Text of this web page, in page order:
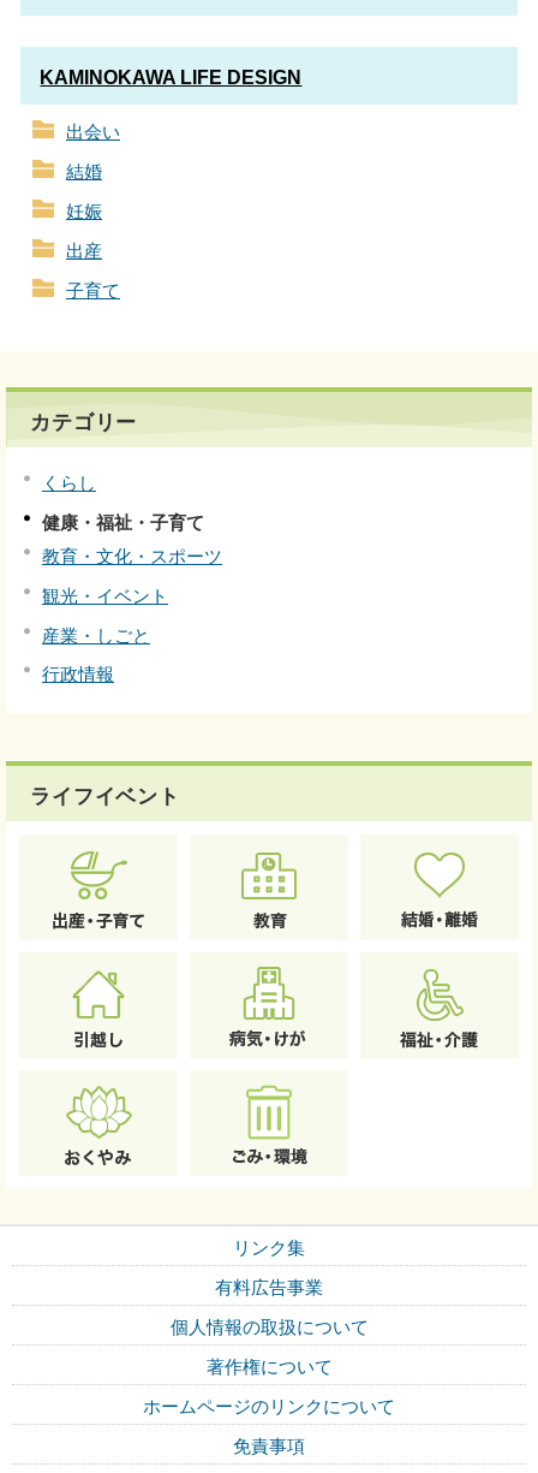
KAMINOKAWA LIFE DESIGN
出会い
結婚
妊娠
出産
子育て
カテゴリー
くらし
健康・福祉・子育て
教育・文化・スポーツ
観光・イベント
産業・しごと
行政情報
ライフイベント
リンク集
有料広告事業
個人情報の取扱について
著作権について
ホームページのリンクについて
免責事項